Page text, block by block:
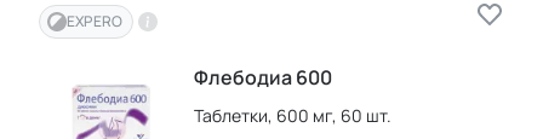
EXPERO
Флебодиа 600
Таблетки, 600 мг, 60 шт.